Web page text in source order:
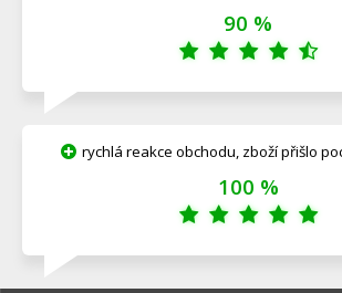
90 %
rychlá reakce obchodu, zboží přišlo
100 %